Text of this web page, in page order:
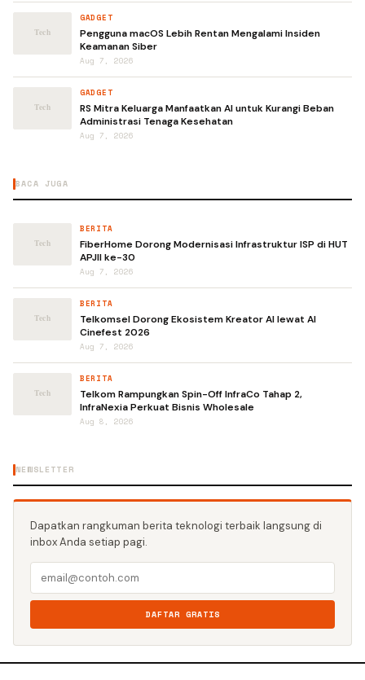
GADGET
Pengguna macOS Lebih Rentan Mengalami Insiden
Keamanan Siber
Aug 7, 2026
GADGET
RS Mitra Keluarga Manfaatkan AI untuk Kurangi Beban
Administrasi Tenaga Kesehatan
Aug 7, 2026
BACA JUGA
BERITA
FiberHome Dorong Modernisasi Infrastruktur ISP di HUT
APJII ke-30
Aug 7, 2026
BERITA
Telkomsel Dorong Ekosistem Kreator AI lewat AI
Cinefest 2026
Aug 7, 2026
BERITA
Telkom Rampungkan Spin-Off InfraCo Tahap 2,
InfraNexia Perkuat Bisnis Wholesale
Aug 8, 2026
NEWSLETTER
Dapatkan rangkuman berita teknologi terbaik langsung di
inbox Anda setiap pagi.
DAFTAR GRATIS